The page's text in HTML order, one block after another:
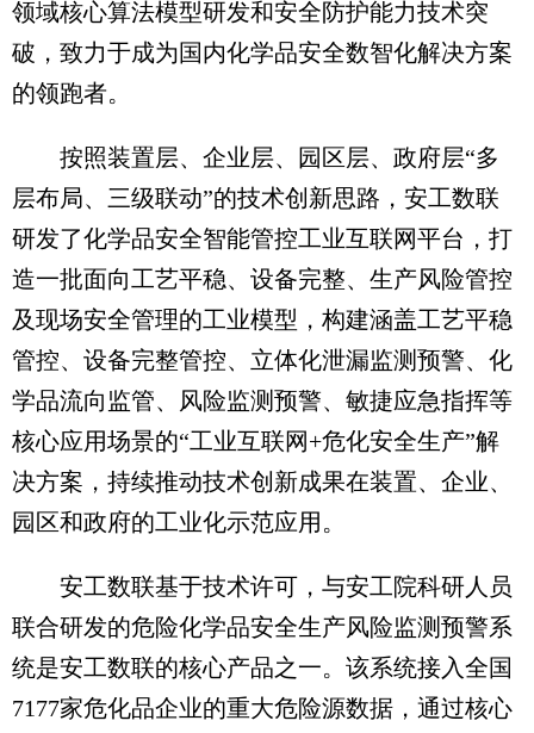
领域核心算法模型研发和安全防护能力技术突
破，致力于成为国内化学品安全数智化解决方案
的领跑者。
按照装置层、企业层、园区层、政府层“多
层布局、三级联动”的技术创新思路，安工数联
研发了化学品安全智能管控工业互联网平台，打
造一批面向工艺平稳、设备完整、生产风险管控
及现场安全管理的工业模型，构建涵盖工艺平稳
管控、设备完整管控、立体化泄漏监测预警、化
学品流向监管、风险监测预警、敏捷应急指挥等
核心应用场景的“工业互联网+危化安全生产”解
决方案，持续推动技术创新成果在装置、企业、
园区和政府的工业化示范应用。
安工数联基于技术许可，与安工院科研人员
联合研发的危险化学品安全生产风险监测预警系
统是安工数联的核心产品之一。该系统接入全国
7177家危化品企业的重大危险源数据，通过核心